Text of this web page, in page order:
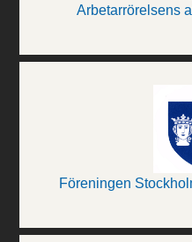
Arbetarrörelsens
Föreningen